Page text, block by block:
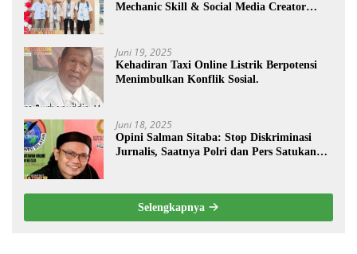
Mechanic Skill & Social Media Creator
Juni 19, 2025
Kehadiran Taxi Online Listrik Berpotensi
Menimbulkan Konflik Sosial.
Juni 18, 2025
Opini Salman Sitaba: Stop Diskriminasi
Jurnalis, Saatnya Polri dan Pers Satukan
Selengkapnya